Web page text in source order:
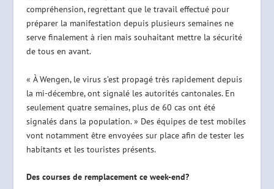
compréhension, regrettant que le travail effectué pour
préparer la manifestation depuis plusieurs semaines ne
serve finalement à rien mais souhaitant mettre la sécurité
de tous en avant.
« À Wengen, le virus s’est propagé très rapidement depuis
la mi-décembre, ont signalé les autorités cantonales. En
seulement quatre semaines, plus de 60 cas ont été
signalés dans la population. » Des équipes de test mobiles
vont notamment être envoyées sur place afin de tester les
habitants et les touristes présents.
Des courses de remplacement ce week-end?